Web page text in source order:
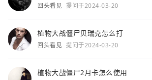
回头看见 提问于2024-03-20
植物大战僵尸贝瑞克怎么打
回头看见 提问于2024-03-20
植物大战僵尸2月卡怎么使用